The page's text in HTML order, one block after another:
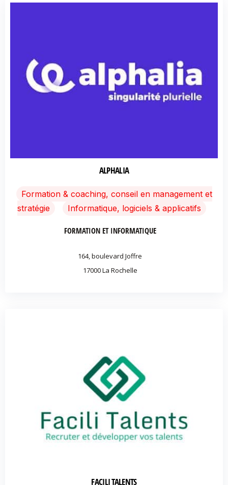
ALPHALIA
Formation & coaching, conseil en management et
stratégie
Informatique, logiciels & applicatifs
FORMATION ET INFORMATIQUE
164, boulevard Joffre
17000 La Rochelle
FACILI TALENTS